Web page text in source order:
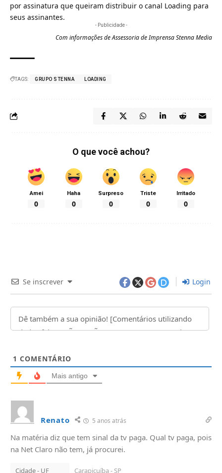
por assinatura que queiram distribuir o canal Loading para
seus assinantes.
- Publicidade -
Com informações de Assessoria de Imprensa Stenna Media
TAGS: GRUPO STENNA LOADING
O que você achou?
Amei
0
Haha
0
Surpreso
0
Triste
0
Irritado
0
Se inscrever Login
1 COMENTÁRIO
Mais antigo
Renato 5 anos atrás
Na matéria diz que tem sinal da tv paga. Qual tv paga, pois
na Net Claro não tem, já procurei.
Cidade - UF Carapicuíba - SP